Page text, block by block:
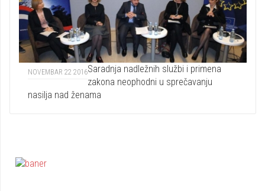
NOVEMBAR 22 2016Saradnja nadležnih službi i primena
zakona neophodni u sprečavanju
nasilja nad ženama